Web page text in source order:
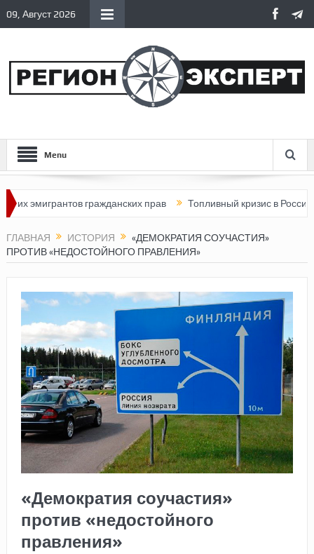
09, Август 2026
Menu
гражданских прав Топливный кризис в России
ГЛАВНАЯ ИСТОРИЯ
«ДЕМОКРАТИЯ СОУЧАСТИЯ»
ПРОТИВ «НЕДОСТОЙНОГО ПРАВЛЕНИЯ»
«Демократия соучастия»
против «недостойного
правления»